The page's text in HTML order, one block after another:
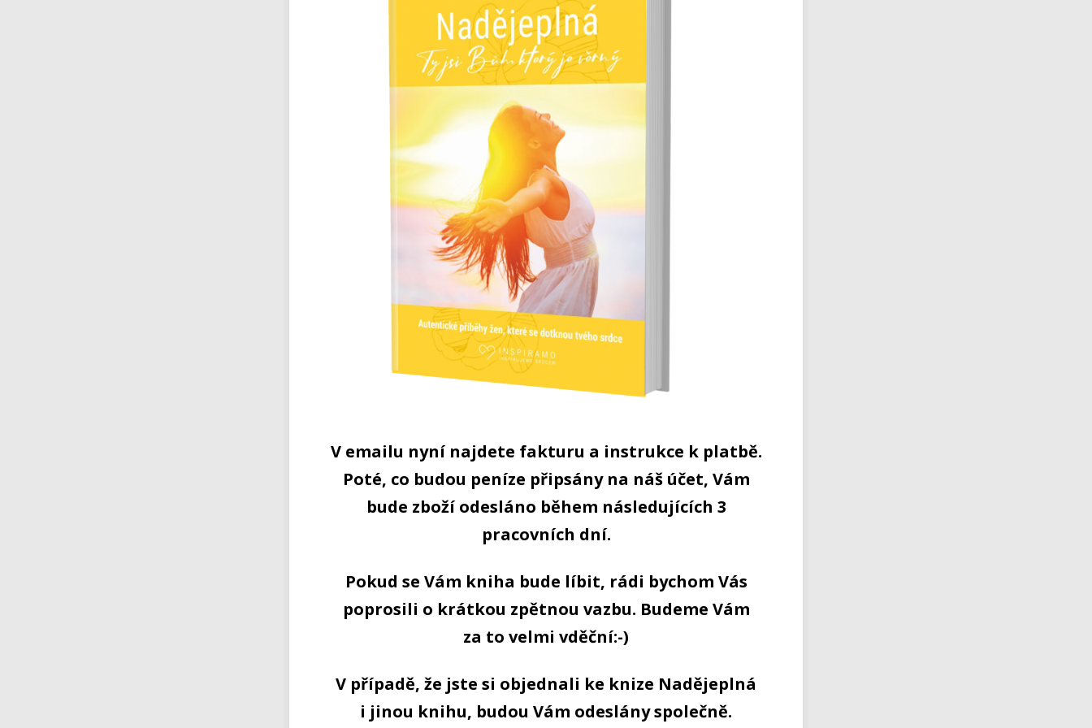
V emailu nyní najdete fakturu a instrukce k platbě.
Poté, co budou peníze připsány na náš účet, Vám
bude zboží odesláno během následujících 3
pracovních dní.
Pokud se Vám kniha bude líbit, rádi bychom Vás
poprosili o krátkou zpětnou vazbu. Budeme Vám
za to velmi vděční:-)
V případě, že jste si objednali ke knize Nadějeplná
i jinou knihu, budou Vám odeslány společně.